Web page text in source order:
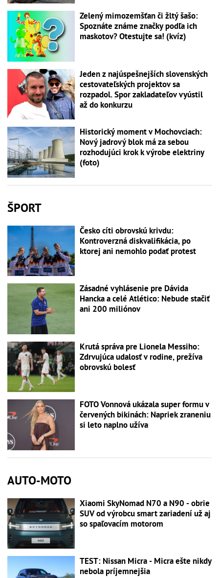
Zelený mimozemšťan či žltý šašo:
Spoznáte známe značky podľa ich
maskotov? Otestujte sa! (kvíz)
Jeden z najúspešnejších slovenských
cestovateľských projektov sa
rozpadol. Spor zakladateľov vyústil
až do konkurzu
Historický moment v Mochovciach:
Nový jadrový blok má za sebou
rozhodujúci krok k výrobe elektriny
(foto)
ŠPORT
Česko cíti obrovskú krivdu:
Kontroverzná diskvalifikácia, po
ktorej ani nemohlo podať protest
Zásadné vyhlásenie pre Dávida
Hancka a celé Atlético: Nebude stačiť
ani 200 miliónov
Krutá správa pre Lionela Messiho:
Zdrvujúca udalosť v rodine, prežíva
obrovskú bolesť
FOTO Vonnová ukázala super formu v
červených bikinách: Napriek zraneniu
si leto naplno užíva
AUTO-MOTO
Xiaomi SkyNomad N70 a N90 - obrie
SUV od výrobcu smart zariadení už aj
so spaľovacím motorom
TEST: Nissan Micra - Micra ešte nikdy
nebola príjemnejšia